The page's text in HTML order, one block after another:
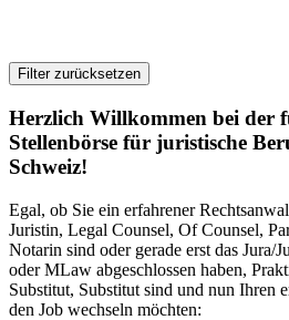
Filter zurücksetzen
Herzlich Willkommen bei der
Stellenbörse für juristische
Schweiz!
Egal, ob Sie ein erfahrener
Juristin, Legal Counsel, Of Counsel,
Notarin sind oder gerade erst das Jura/
oder MLaw abgeschlossen haben,
Substitut, Substitut sind und nun Ihren
den Job wechseln möchten: